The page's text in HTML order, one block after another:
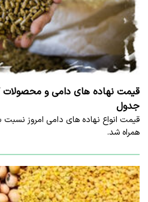
جدول
قیمت انواع نهاده های دامی امروز نسبت
همراه شد.